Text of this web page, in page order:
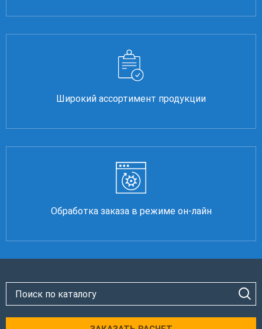
Широкий ассортимент продукции
Обработка заказа в режиме он-лайн